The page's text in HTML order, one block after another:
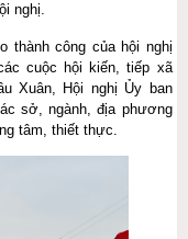
nghị.
thành công của hội nghị
cuộc hội kiến, tiếp xã
Xuân, Hội nghị Ủy ban
sở, ngành, địa phương
tâm, thiết thực.